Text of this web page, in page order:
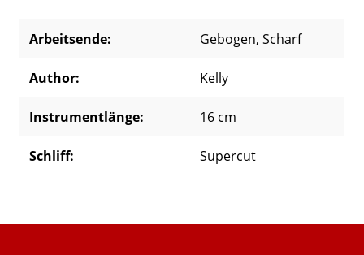
Arbeitsende: Gebogen, Scharf
Author: Kelly
Instrumentlänge: 16 cm
Schliff: Supercut